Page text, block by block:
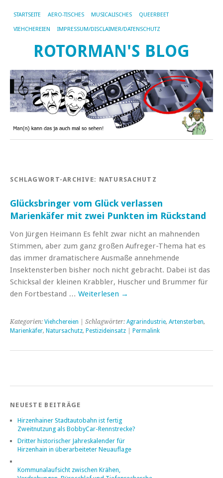
STARTSEITE AERO-TISCHES MUSICALISCHES QUEERBEET
VIEHCHEREIEN IMPRESSUM/DISCLAIMER/DATENSCHUTZ
ROTORMAN'S BLOG
SCHLAGWORT-ARCHIVE: NATURSACHUTZ
Glücksbringer vom Glück verlassen
Marienkäfer mit zwei Punkten im Rückstand
Von Jürgen Heimann Es fehlt zwar nicht an mahnenden
Stimmen, aber zum ganz großen Aufreger-Thema hat es
das immer dramatischere Ausmaße annehmende
Insektensterben bisher noch nicht gebracht. Dabei ist das
Schicksal der kleinen Krabbler, Huscher und Brummer für
den Fortbestand … Weiterlesen →
Kategorien: Viehchereien | Schlagwörter: Agrarindustrie, Artensterben,
Marienkäfer, Natursachutz, Pestizideinsatz Permalink
NEUESTE BEITRÄGE
Hirzenhainer Stadtautobahn ist fertig
Zweitnutzung als BobbyCar-Rennstrecke?
Dritter historischer Jahreskalender für
Hirzenhain in überarbeiteter Neuauflage
Kommunalaufsicht zwischen Krähen,